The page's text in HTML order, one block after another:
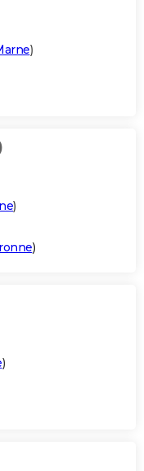
)
)
)
)